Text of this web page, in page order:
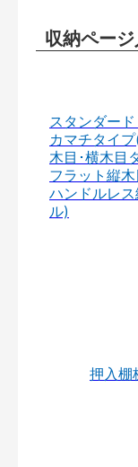
収納ペー
スタンダー
カマチタイ
木目･横木目
フラット縦
ハンドルレ
ル)
押入棚